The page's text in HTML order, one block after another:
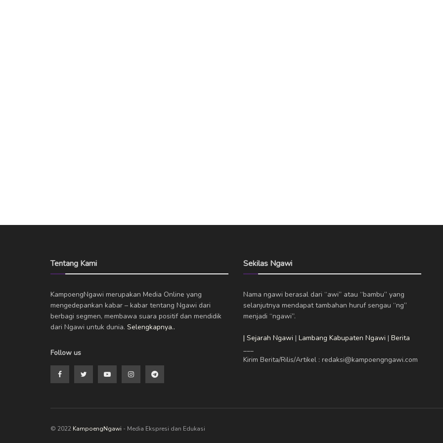
Tentang Kami
KampoengNgawi merupakan Media Online yang
mengedepankan kabar – kabar tentang Ngawi dari
berbagi segmen, membawa suara positif dan mendidik
dari Ngawi untuk dunia. Selengkapnya..
Follow us
Sekilas Ngawi
Nama ngawi berasal dari “awi” atau “bambu” yang
selanjutnya mendapat tambahan huruf sengau “ng”
menjadi “ngawi”.
| Sejarah Ngawi | Lambang Kabupaten Ngawi | Berita
Kirim Berita/Rilis/Artikel : redaksi@kampoengngawi.com
© 2022 KampoengNgawi - Media Ekspresi dan Edukasi